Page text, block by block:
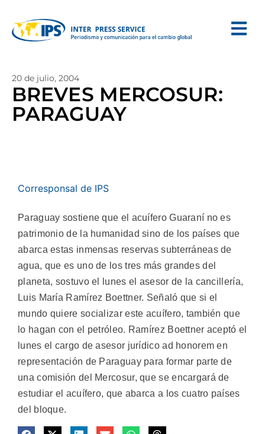
20 de julio, 2004
BREVES MERCOSUR:
PARAGUAY
Corresponsal de IPS
Paraguay sostiene que el acuífero Guaraní no es
patrimonio de la humanidad sino de los países que
abarca estas inmensas reservas subterráneas de
agua, que es uno de los tres más grandes del
planeta, sostuvo el lunes el asesor de la cancillería,
Luis María Ramírez Boettner. Señaló que si el
mundo quiere socializar este acuífero, también que
lo hagan con el petróleo. Ramírez Boettner aceptó el
lunes el cargo de asesor jurídico ad honorem en
representación de Paraguay para formar parte de
una comisión del Mercosur, que se encargará de
estudiar el acuífero, que abarca a los cuatro países
del bloque.